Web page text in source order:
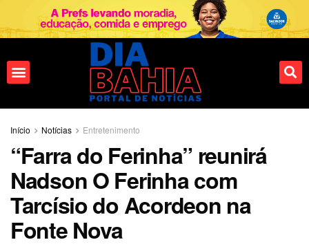
Início Notícias Entretenimento
“Farra do Ferinha” reunirá
Nadson O Ferinha com
Tarcísio do Acordeon na
Fonte Nova